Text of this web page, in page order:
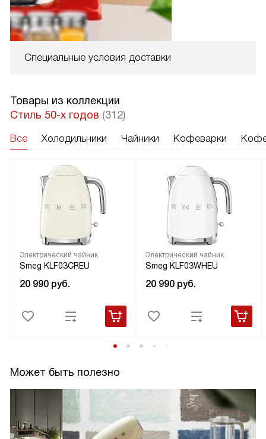
Специальные условия доставки
Товары из коллекции
Стиль 50-х годов (312)
Все Холодильники Чайники Кофеварки
Электрический чайник
Smeg KLF03CREU
20 990 руб.
Электрический чайник
Smeg KLF03WHEU
20 990 руб.
Может быть полезно